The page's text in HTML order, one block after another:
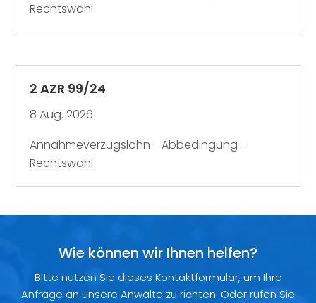
Rechtswahl
2 AZR 99/24
8 Aug. 2026
Annahmeverzugslohn - Abbedingung -
Rechtswahl
Wie können wir Ihnen helfen?
Bitte nutzen Sie dieses Kontaktformular, um Ihre
Anfrage an unsere Anwälte zu richten. Oder rufen Sie